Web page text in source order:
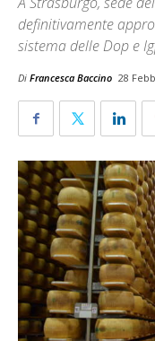
definitivamente
sistema delle Dop e
Di Francesca Baccino 28